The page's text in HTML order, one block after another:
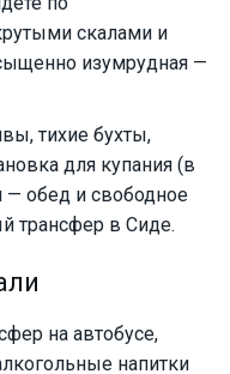
скалами и
изумрудная —
тихие бухты,
для купания (в
— обед и свободное
трансфер в Сиде.
на автобусе,
напитки